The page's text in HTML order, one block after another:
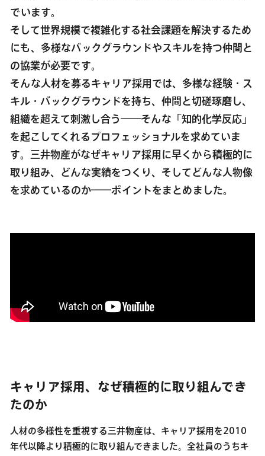
でいます。
そして世界規模で複雑化する社会課題を解決するため
にも、多様なバックグラウンドやスキルを持つ仲間と
の協業が必要です。
そんな人材を募るキャリア採用では、多様な経験・ス
キル・バックグラウンドを持ち、仲間と切磋琢磨し、
組織を超えて刺激し合う――そんな「知的化学反応」
を起こしてくれるプロフェッショナルを求めていま
す。三井物産がなぜキャリア採用に早くから積極的に
取り組み、どんな実績をつくり、そしてどんな人物像
を求めているのか――ポイントをまとめました。
キャリア採用、なぜ積極的に取り組んでき
たのか
人材の多様性を重視する三井物産は、キャリア採用を2010
年代以降より積極的に取り組んできました。全社員のうちキ